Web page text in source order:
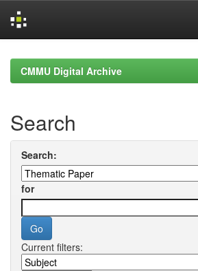
navigationCMMU Digital Archive
Search
Search:
for
Current filters: